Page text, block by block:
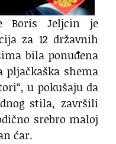
Boris Jeljcin je
za 12 državnih
bila ponuđena
pljačkaška shema
u pokušaju da
stila, završili
srebro maloj
ćar.